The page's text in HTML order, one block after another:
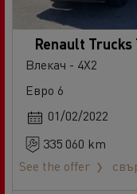
Renault Trucks
Влекач - 4X2
Евро 6
01/02/2022
335 060 km
See the offer